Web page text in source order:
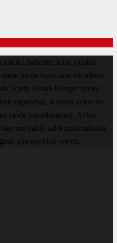
dakika haberler, köşe yazıları,
bütün konuların tek adresi
Eyüp Sultan Manşet haber
yapılamaz, kanuna aykırı ve
yerde yayınlanamaz. Aykırı
hakkı saklı tutulmaktadır.
için teşekkür ederiz.